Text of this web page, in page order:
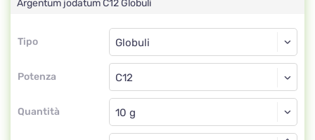
Argentum jodatumC12Globuli
Tipo
Tipo
Potenza
Globuli
C12
Quantità
Globuli